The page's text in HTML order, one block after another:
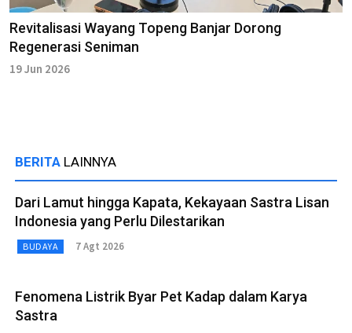
Revitalisasi Wayang Topeng Banjar Dorong
Regenerasi Seniman
19 Jun 2026
BERITA LAINNYA
Dari Lamut hingga Kapata, Kekayaan Sastra Lisan
Indonesia yang Perlu Dilestarikan
BUDAYA 7 Agt 2026
Fenomena Listrik Byar Pet Kadap dalam Karya
Sastra